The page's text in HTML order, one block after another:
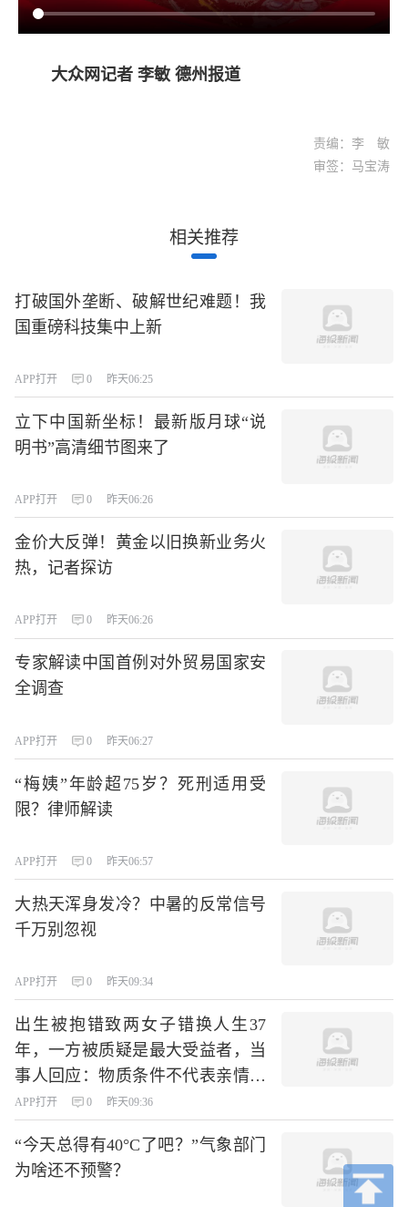
大众网记者 李敏 德州报道
责编：李 敏
审签：马宝涛
相关推荐
打破国外垄断、破解世纪难题！我
国重磅科技集中上新
APP打开 0 昨天06:25
立下中国新坐标！最新版月球“说
明书”高清细节图来了
APP打开 0 昨天06:26
金价大反弹！黄金以旧换新业务火
热，记者探访
APP打开 0 昨天06:26
专家解读中国首例对外贸易国家安
全调查
APP打开 0 昨天06:27
“梅姨”年龄超75岁？死刑适用受
限？律师解读
APP打开 0 昨天06:57
大热天浑身发冷？中暑的反常信号
千万别忽视
APP打开 0 昨天09:34
出生被抱错致两女子错换人生37
年，一方被质疑是最大受益者，当
事人回应：物质条件不代表亲情，
我俩都是受害者
APP打开 0 昨天09:36
“今天总得有40°C了吧？”气象部门
为啥还不预警？